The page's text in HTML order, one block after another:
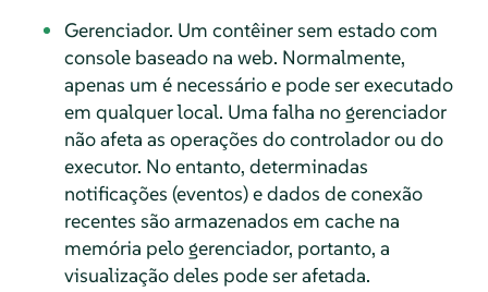
Gerenciador. Um contêiner sem estado com
console baseado na web. Normalmente,
apenas um é necessário e pode ser executado
em qualquer local. Uma falha no gerenciador
não afeta as operações do controlador ou do
executor. No entanto, determinadas
notificações (eventos) e dados de conexão
recentes são armazenados em cache na
memória pelo gerenciador, portanto, a
visualização deles pode ser afetada.